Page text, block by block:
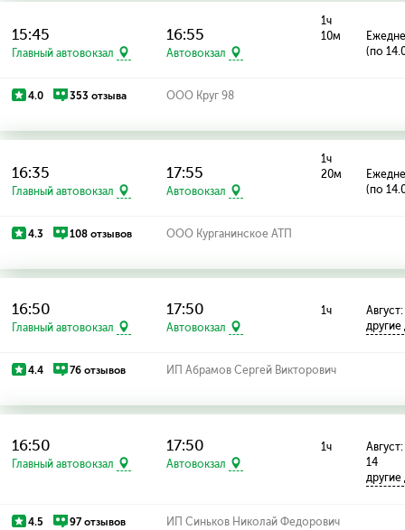
15:45
Главный автовокзал
16:55
Автовокзал
1ч
10м
(по
4.0 353 отзыва ООО Круг 98
16:35
Главный автовокзал
17:55
Автовокзал
1ч
20м
(по
4.3 108 отзывов ООО Курганинское АТП
16:50
Главный автовокзал
17:50
Автовокзал
1ч
4.4 76 отзывов ИП Абрамов Сергей Викторович
16:50
Главный автовокзал
17:50
Автовокзал
1ч
14
4.5 97 отзывов ИП Синьков Николай Федорович